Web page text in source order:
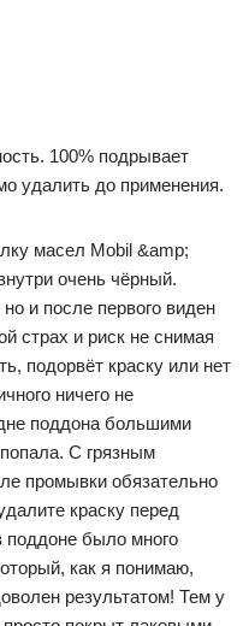
100% подрывает
удалить до применения.
масел Mobil &amp;
очень чёрный.
и после первого виден
страх и риск не снимая
подорвёт краску или нет
ничего не
поддона большими
С грязным
промывки обязательно
краску перед
было много
как я понимаю,
результатом! Тем у